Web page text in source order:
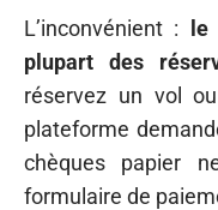
L’inconvénient : le
plupart des
réservez un vol
plateforme
chèques papier
formulaire de